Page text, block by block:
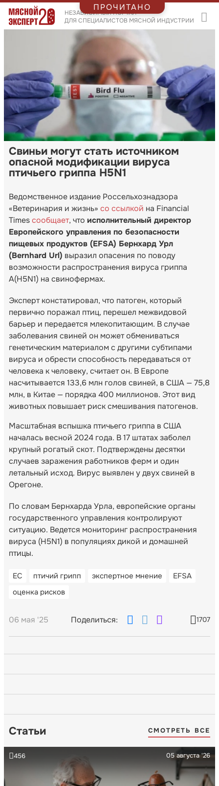
НЕЗАВИСИМЫЙ ПОРТАЛ
ДЛЯ СПЕЦИАЛИСТОВ МЯСНОЙ ИНДУСТРИИ
Свиньи могут стать источником
опасной модификации вируса
птичьего гриппа H5N1
Ведомственное издание Россельхознадзора
«Ветеринария и жизнь» со ссылкой на Financial
Timesсообщает, что исполнительный директор
Европейского управления по безопасности
пищевых продуктов (EFSA) Бернхард Урл
(Bernhard Url) выразил опасения по поводу
возможности распространения вируса гриппа
A(H5N1) на свинофермах.
Эксперт констатировал, что патоген, который
первично поражал птиц, перешел межвидовой
барьер и передается млекопитающим. В случае
заболевания свиней он может обмениваться
генетическим материалом с другими субтипами
вируса и обрести способность передаваться от
человека к человеку, считает он. В Европе
насчитывается 133,6 млн голов свиней, в США — 75,8
млн, в Китае — порядка 400 миллионов. Этот вид
животных повышает риск смешивания патогенов.
Масштабная вспышка птичьего гриппа в США
началась весной 2024 года. В 17 штатах заболел
крупный рогатый скот. Подтверждены десятки
случаев заражения работников ферм и один
летальный исход. Вирус выявлен у двух свиней в
Орегоне.
По словам Бернхарда Урла, европейские органы
государственного управления контролируют
ситуацию. Ведется мониторинг распространения
вируса (H5N1) в популяциях дикой и домашней
птицы.
ЕС птичий грипп экспертное мнение
EFSA
оценка рисков
06 мая '25 Поделиться: 1707
Статьи СМОТРЕТЬ ВСЕ
05 августа '26
456
ПРОЧИТАНО